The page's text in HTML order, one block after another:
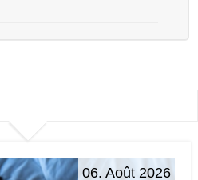
06. Août 2026